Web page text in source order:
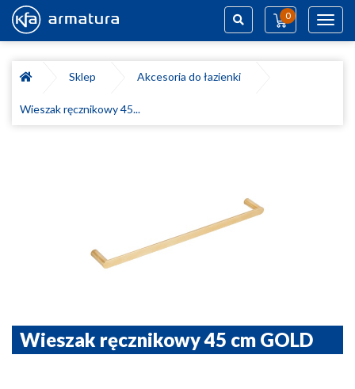
0
Sklep
Akcesoria do łazienki
Wieszak ręcznikowy 45...
Wieszak ręcznikowy 45 cm GOLD